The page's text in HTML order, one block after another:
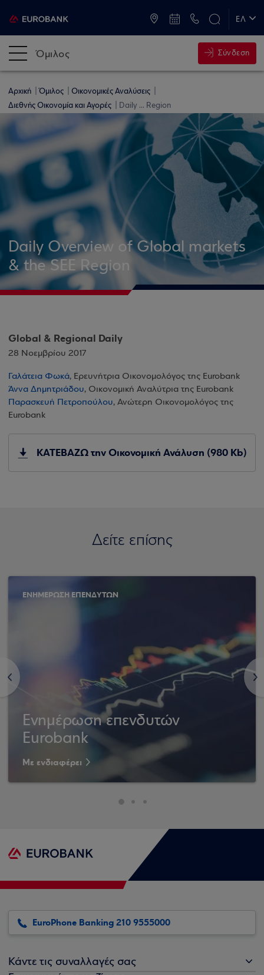
ΕΛ
Όμιλος Σύνδεση
Αρχική Όμιλος
Οικονομικές Αναλύσεις
Διεθνής Οικονομία και Αγορές
Daily ... Region
Daily Overview of Global markets
& the SEE Region
Global & Regional Daily
28 Νοεμβρίου 2017
Γαλάτεια Φωκά, Ερευνήτρια Οικονομολόγος της Eurobank
Άννα Δημητριάδου, Οικονομική Αναλύτρια της Eurobank
Παρασκευή Πετροπούλου, Ανώτερη Οικονομολόγος της
Eurobank
ΚΑΤΕΒΑΖΩ την Οικονομική Ανάλυση (980 Kb)
Δείτε επίσης
<
ΕΝΗΜΕΡΩΣΗ ΕΠΕΝΔΥΤΩΝ
Ενημέρωση επενδυτών
Eurobank
Με ενδιαφέρει
>
EuroPhone Banking 210 9555000
Κάντε τις συναλλαγές σας